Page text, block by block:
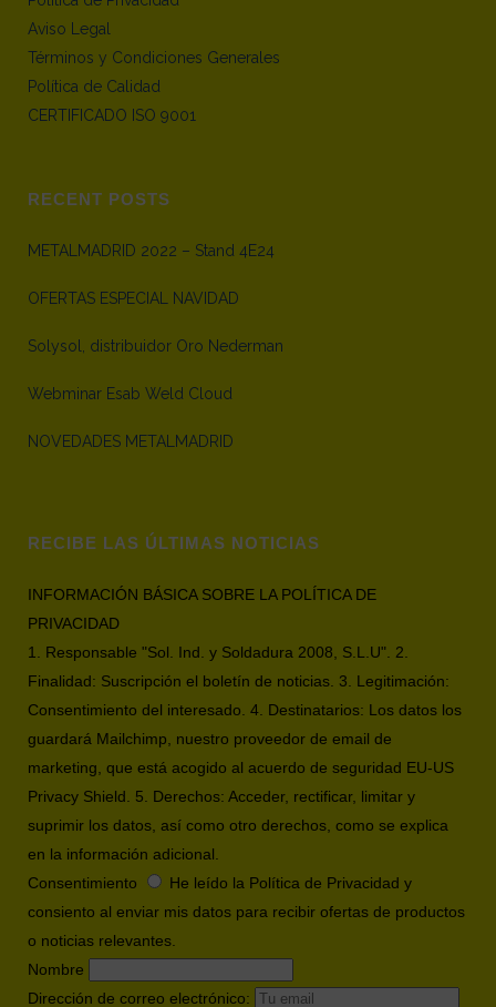
Aviso Legal
Términos y Condiciones Generales
Política de Calidad
CERTIFICADO ISO 9001
RECENT POSTS
METALMADRID 2022 – Stand 4E24
OFERTAS ESPECIAL NAVIDAD
Solysol, distribuidor Oro Nederman
Webminar Esab Weld Cloud
NOVEDADES METALMADRID
RECIBE LAS ÚLTIMAS NOTICIAS
INFORMACIÓN BÁSICA SOBRE LA POLÍTICA DE
PRIVACIDAD
1. Responsable "Sol. Ind. y Soldadura 2008, S.L.U". 2.
Finalidad: Suscripción el boletín de noticias. 3. Legitimación:
Consentimiento del interesado. 4. Destinatarios: Los datos los
guardará Mailchimp, nuestro proveedor de email de
marketing, que está acogido al acuerdo de seguridad EU-US
Privacy Shield. 5. Derechos: Acceder, rectificar, limitar y
suprimir los datos, así como otro derechos, como se explica
en la información adicional.
Consentimiento
He leído la Política de Privacidad y
consiento al enviar mis datos para recibir ofertas de productos
o noticias relevantes.
Nombre
Dirección de correo electrónico: